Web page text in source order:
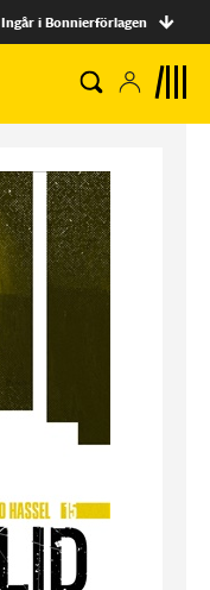
Ingår i Bonnierförlagen